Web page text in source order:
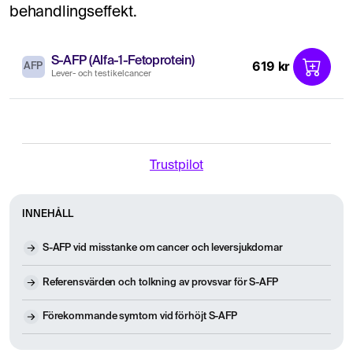
behandlingseffekt.
AFP S-AFP (Alfa-1-Fetoprotein)
Lever- och testikelcancer 619 kr
Trustpilot
INNEHÅLL
S-AFP vid misstanke om cancer och leversjukdomar
Referensvärden och tolkning av provsvar för S-AFP
Förekommande symtom vid förhöjt S-AFP